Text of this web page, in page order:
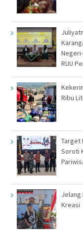
RUU
Ribu
Target
Soroti
Jelang
Kreasi